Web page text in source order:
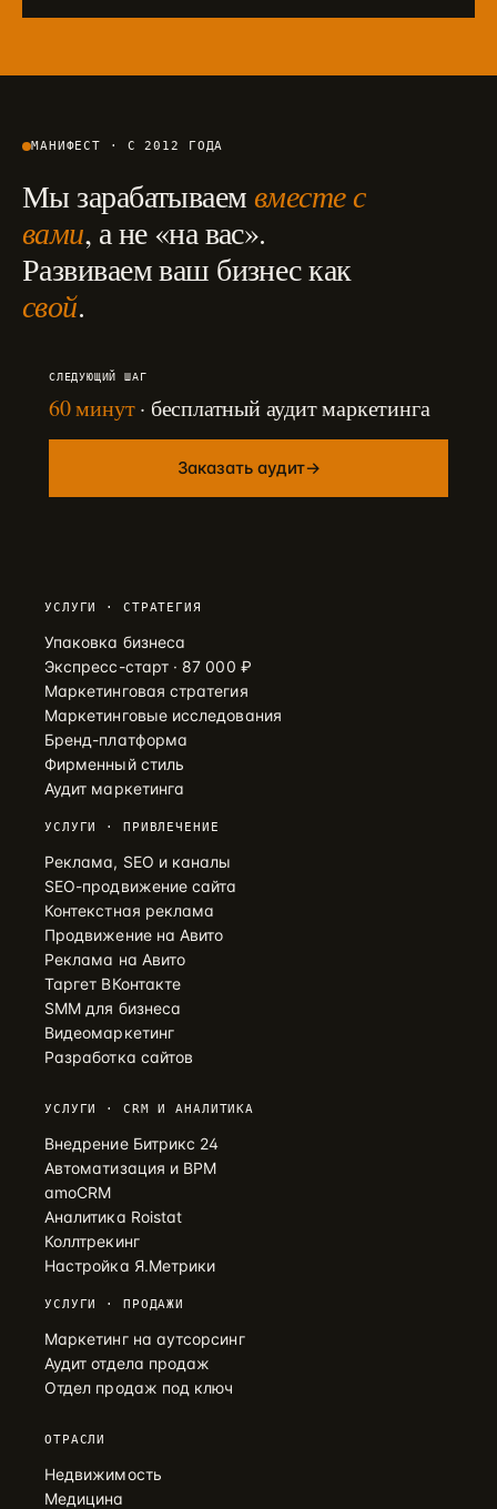
МАНИФЕСТ · С 2012 ГОДА
Мы зарабатываемвместе с
вами, а не «на вас».
Развиваем ваш бизнес как
свой.
СЛЕДУЮЩИЙ ШАГ
60 минут· бесплатный аудит маркетинга
Заказать аудит→
УСЛУГИ · СТРАТЕГИЯ
Упаковка бизнеса
Экспресс-старт · 87 000 ₽
Маркетинговая стратегия
Маркетинговые исследования
Бренд-платформа
Фирменный стиль
Аудит маркетинга
УСЛУГИ · ПРИВЛЕЧЕНИЕ
Реклама, SEO и каналы
SEO-продвижение сайта
Контекстная реклама
Продвижение на Авито
Реклама на Авито
Таргет ВКонтакте
SMM для бизнеса
Видеомаркетинг
Разработка сайтов
УСЛУГИ · CRM И АНАЛИТИКА
Внедрение Битрикс 24
Автоматизация и BPM
amoCRM
Аналитика Roistat
Коллтрекинг
Настройка Я.Метрики
УСЛУГИ · ПРОДАЖИ
Маркетинг на аутсорсинг
Аудит отдела продаж
Отдел продаж под ключ
ОТРАСЛИ
Недвижимость
Медицина